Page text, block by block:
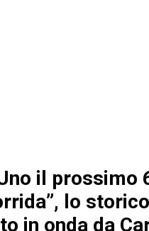
il prossimo
lo
in onda da